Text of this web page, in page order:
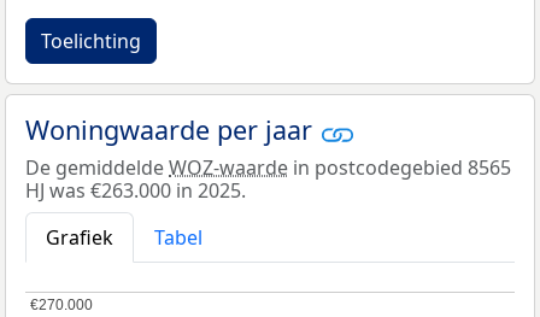
Toelichting
Woningwaarde per jaar
De gemiddeldeWOZ-waarde in postcodegebied 8565
HJ was €263.000 in 2025.
Grafiek
Tabel
€270.000
€270.000